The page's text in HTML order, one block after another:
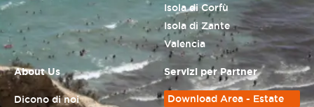
Isola di Corfù
Isola di Zante
Valencia
About Us
Dicono di noi
Servizi per Partner
Download Area - Estate